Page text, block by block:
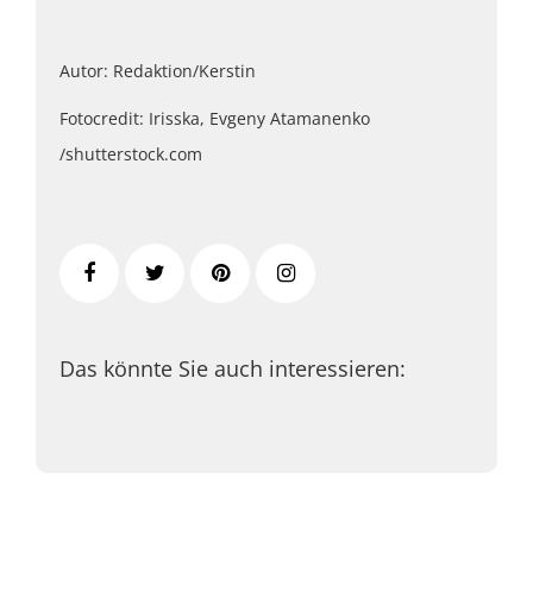
Autor: Redaktion/Kerstin
Fotocredit: Irisska, Evgeny Atamanenko
/shutterstock.com
Das könnte Sie auch interessieren: